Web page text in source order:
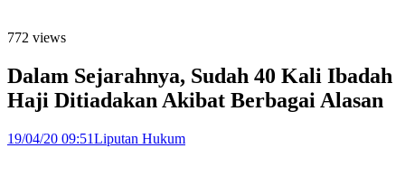
772 views
Dalam Sejarahnya, Sudah 40 Kali Ibadah
Haji Ditiadakan Akibat Berbagai Alasan
19/04/20 09:51Liputan Hukum